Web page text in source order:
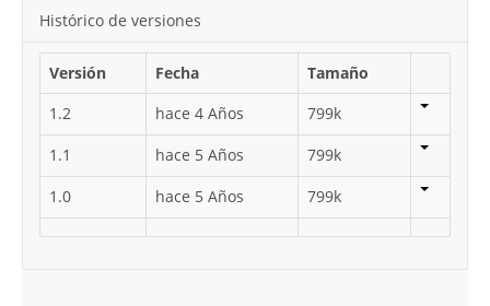
Histórico de versiones
Versión Fecha
Tamaño
1.2
hace 4 Años
799k
1.1
hace 5 Años
799k
1.0
hace 5 Años 799k